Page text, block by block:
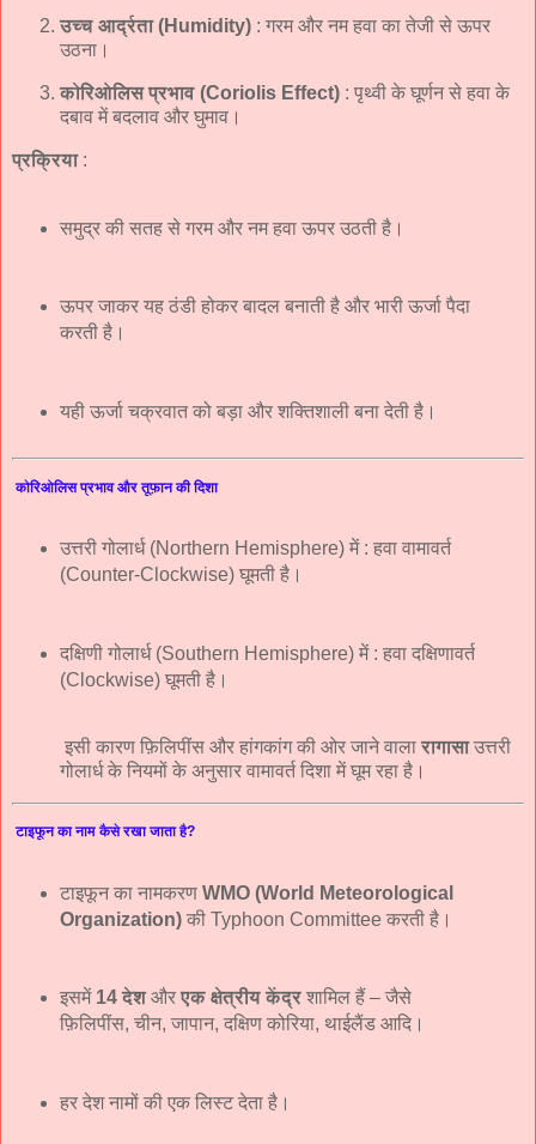
उच्च आर्द्रता (Humidity) : गरम और नम हवा का तेजी से ऊपर
उठना।
कोरिओलिस प्रभाव (Coriolis Effect) : पृथ्वी के घूर्णन से हवा के
दबाव में बदलाव और घुमाव।
प्रक्रिया:
समुद्र की सतह से गरम और नम हवा ऊपर उठती है।
ऊपर जाकर यह ठंडी होकर बादल बनाती है और भारी ऊर्जा पैदा
करती है।
यही ऊर्जा चक्रवात को बड़ा और शक्तिशाली बना देती है।
कोरिओलिस प्रभाव और तूफ़ान की दिशा
उत्तरी गोलार्ध (Northern Hemisphere) में : हवा वामावर्त
(Counter-Clockwise) घूमती है।
दक्षिणी गोलार्ध (Southern Hemisphere) में : हवा दक्षिणावर्त
(Clockwise) घूमती है।
इसी कारण फ़िलिपींस और हांगकांग की ओर जाने वालारागासाउत्तरी
गोलार्ध के नियमों के अनुसार वामावर्त दिशा में घूम रहा है।
टाइफून का नाम कैसे रखा जाता है?
टाइफून का नामकरण WMO (World Meteorological
Organization)की Typhoon Committee करती है।
इसमें 14 देशऔरएक क्षेत्रीय केंद्रशामिल हैं – जैसे
फ़िलिपींस, चीन, जापान, दक्षिण कोरिया, थाईलैंड आदि।
हर देश नामों की एक लिस्ट देता है।